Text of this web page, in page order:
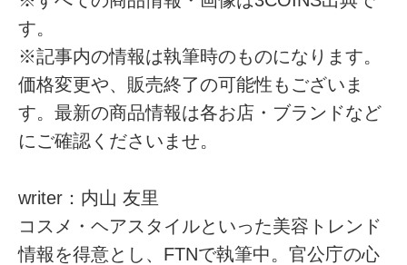
す。
※記事内の情報は執筆時のものになります。
価格変更や、販売終了の可能性もございま
す。最新の商品情報は各お店・ブランドなど
にご確認くださいませ。
writer：内山 友里
コスメ・ヘアスタイルといった美容トレンド
情報を得意とし、FTNで執筆中。官公庁の心